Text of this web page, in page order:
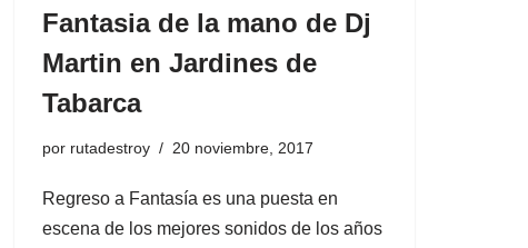
Fantasia de la mano de Dj
Martin en Jardines de
Tabarca
por rutadestroy 20 noviembre, 2017
Regreso a Fantasía es una puesta en
escena de los mejores sonidos de los años